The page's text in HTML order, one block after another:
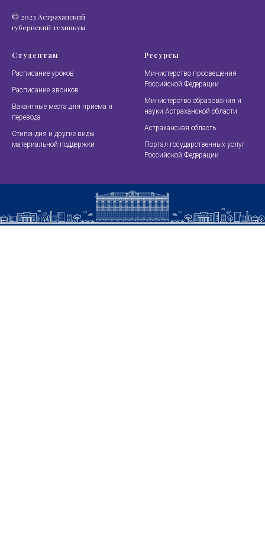
© 2023 Астраханский
губернский техникум
Студентам
Расписание уроков
Расписание звонков
Вакантные места для приема и
перевода
Стипендия и другие виды
материальной поддержки
Ресурсы
Министерство просвещения
Российской Федерации
Министерство образования и
науки Астраханской области
Астраханская область
Портал государственных услуг
Российской Федерации